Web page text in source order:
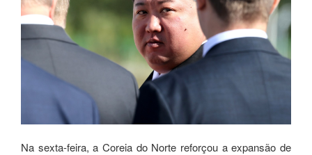
Na sexta-feira, a Coreia do Norte reforçou a expansão de